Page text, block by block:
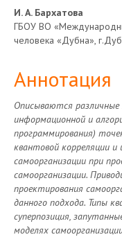
Основное
статьи
И. А. Бархатова
ГБОУ ВО
человека «Дубна»,
Аннотация
Описываются различные
информационной и
программирования)
квантовой корреляции
самоорганизации при
самоорганизации.
проектирования
данного подхода. Типы
суперпозиция,
моделях